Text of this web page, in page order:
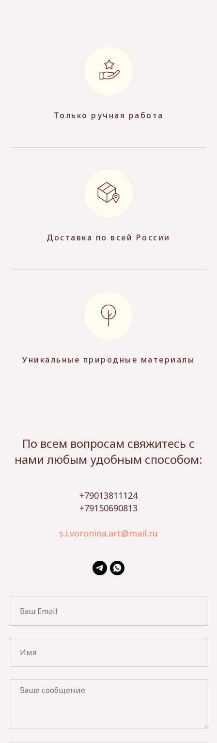
Только ручная работа
Доставка по всей России
Уникальные природные материалы
По всем вопросам свяжитесь с
нами любым удобным способом:
+79013811124
+79150690813
s.i.voronina.art@mail.ru